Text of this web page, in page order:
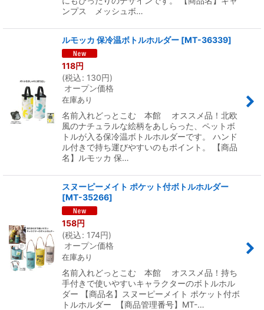
ンプス メッシュボ…
ルモッカ 保冷温ボトルホルダー [MT-36339]
118円
(税込: 130円)
オープン価格
在庫あり
名前入れどっとこむ 本館 オススメ品！北欧
風のナチュラルな絵柄をあしらった、ペットボ
トルが入る保冷温ボトルホルダーです。 ハンド
ル付きで持ち運びやすいのもポイント。 【商品
名】ルモッカ 保…
スヌーピーメイト ポケット付ボトルホルダー
[MT-35266]
158円
(税込: 174円)
オープン価格
在庫あり
名前入れどっとこむ 本館 オススメ品！持ち
手付きで使いやすいキャラクターのボトルホル
ダー 【商品名】スヌーピーメイト ポケット付ボ
トルホルダー 【商品管理番号】MT-…